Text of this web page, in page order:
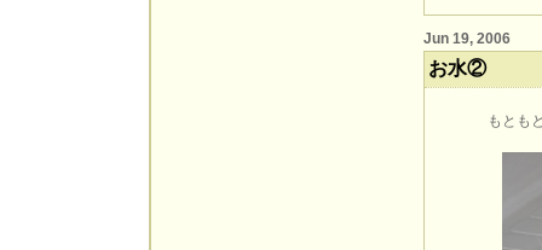
Jun 19, 2006
お水②
もとも